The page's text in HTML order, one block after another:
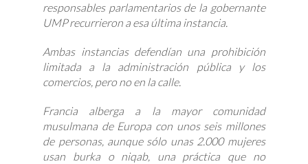
responsables parlamentarios de la gobernante
UMP recurrieron a esa última instancia.
Ambas instancias defendían una prohibición
limitada a la administración pública y los
comercios, pero no en la calle.
Francia alberga a la mayor comunidad
musulmana de Europa con unos seis millones
de personas, aunque sólo unas 2.000 mujeres
usan burka o niqab, una práctica que no